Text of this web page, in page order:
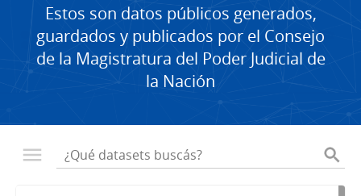
Estos son datos públicos generados,
guardados y publicados por el Consejo
de la Magistratura del Poder Judicial de
la Nación